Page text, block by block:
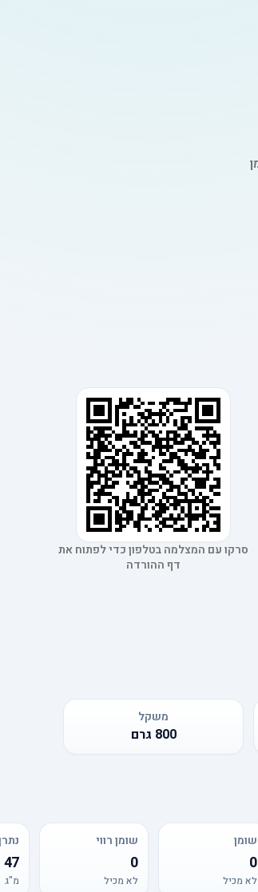
סרקו עם המצלמה בטלפון כדי לפתוח את
דף ההורדה
משקל
800 גרם
שומן
0
לא מכיל
שומן רווי
0
לא מכיל
47
מ"ג